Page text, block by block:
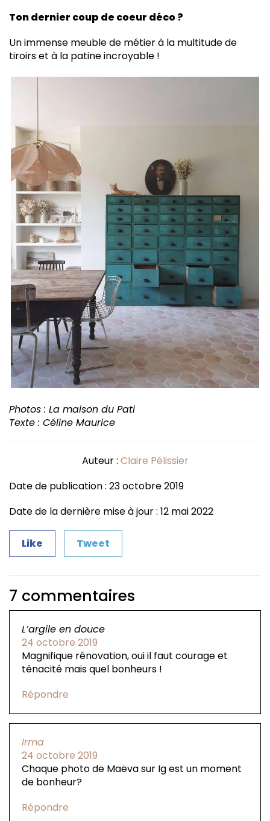
Ton dernier coup de coeur déco ?
Un immense meuble de métier à la multitude de
tiroirs et à la patine incroyable !
Photos : La maison du Pati
Texte : Céline Maurice
Auteur : Claire Pélissier
Date de publication : 23 octobre 2019
Date de la dernière mise à jour : 12 mai 2022
Like Tweet
7 commentaires
L’argile en douce
24 octobre 2019
Magnifique rénovation, oui il faut courage et
ténacité mais quel bonheurs !
Répondre
Irma
24 octobre 2019
Chaque photo de Maëva sur Ig est un moment
de bonheur?
Répondre